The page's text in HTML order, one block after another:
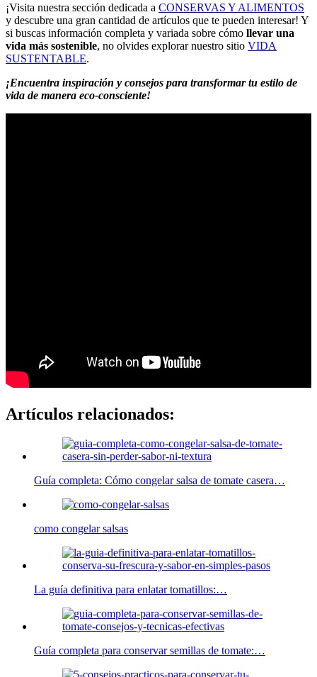
¡Visita nuestra sección dedicada a CONSERVAS Y ALIMENTOS
y descubre una gran cantidad de artículos que te pueden interesar! Y
si buscas información completa y variada sobre cómo llevar una
vida más sostenible, no olvides explorar nuestro sitio VIDA
SUSTENTABLE.
¡Encuentra inspiración y consejos para transformar tu estilo de
vida de manera eco-consciente!
Artículos relacionados:
Guía completa: Cómo congelar salsa de tomate casera…
como congelar salsas
La guía definitiva para enlatar tomatillos:…
Guía completa para conservar semillas de tomate:…